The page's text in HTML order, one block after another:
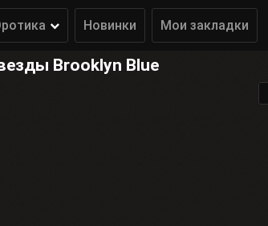
Новинки Мои закладки
Brooklyn Blue